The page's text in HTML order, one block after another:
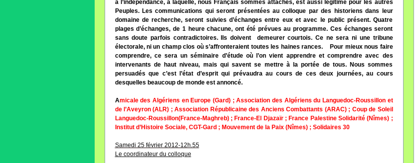
à l’indépendance, à laquelle, nous Français sommes attachés, est aussi légitime pour les autres
Peuples. Les communications qui seront présentées au colloque par des historiens dans leur
domaine de recherche, seront suivies d’échanges entre eux et avec le public présent. Quatre
plages d’échanges, de 1 heure chacune, ont été prévues au programme. Ces échanges seront
sans doute parfois contradictoires. Ils doivent
demeurer courtois. Ce ne sera ni une tribune
électorale, ni un champ clos où s’affronteraient toutes les haines rances.
Pour mieux nous faire
comprendre, ce sera un séminaire d’étude où l’on vient apprendre et comprendre avec des
intervenants de haut niveau, mais qui savent se mettre à la portée de tous. Nous sommes
persuadés que c’est l’état d’esprit qui prévaudra au cours de ces deux journées, au cours
desquelles beaucoup de monde est annoncé.
Amicale des Algériens en Europe (Gard) ; Association des Algériens du Languedoc-Roussillon et
de l’Aveyron (ALR) ; Association Républicaine des Anciens Combattants (ARAC) ; Coup de Soleil
Languedoc-Roussillon(France-Maghreb) ; France-El Djazaïr ; France Palestine Solidarité (Nîmes) ;
Institut d’Histoire Sociale, CGT-Gard ; Mouvement de la Paix (Nîmes) ; Solidaires 30
Samedi 25 février 2012-12h.55
Le coordinateur du colloque